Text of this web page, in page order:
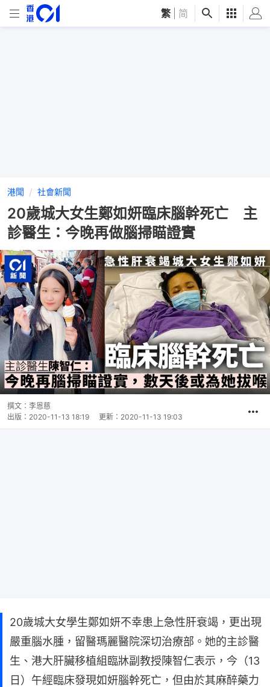
繁 简
港聞 社會新聞
20歲城大女生鄭如妍臨床腦幹死亡 主
診醫生：今晚再做腦掃瞄證實
撰文： 李恩慈
出版： 2020-11-13 18:19 更新： 2020-11-13 19:03
20歲城大女學生鄭如妍不幸患上急性肝衰竭，更出現
嚴重腦水腫，留醫瑪麗醫院深切治療部。她的主診醫
生、港大肝臟移植組臨牀副教授陳智仁表示，今（13
日）午經臨床發現如妍腦幹死亡，但由於其麻醉藥力